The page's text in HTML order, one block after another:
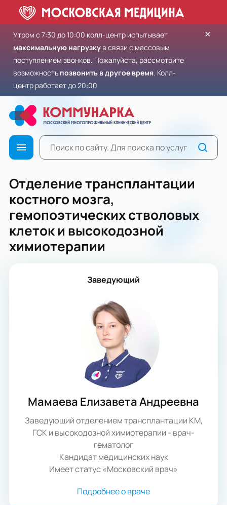
Утром с 7:30 до 10:00 колл-центр испытывает
максимальную нагрузку в связи с массовым
поступлением звонков. Пожалуйста, рассмотрите
возможность позвонить в другое время. Колл-
центр работает до 20:00
×
Отделение трансплантации
костного мозга,
гемопоэтических стволовых
клеток и высокодозной
химиотерапии
Заведующий
Мамаева Елизавета Андреевна
Заведующий отделением трансплантации КМ,
ГСК и высокодозной химиотерапии - врач-
гематолог
Кандидат медицинских наук
Имеет статус «Московский врач»
Подробнее о враче